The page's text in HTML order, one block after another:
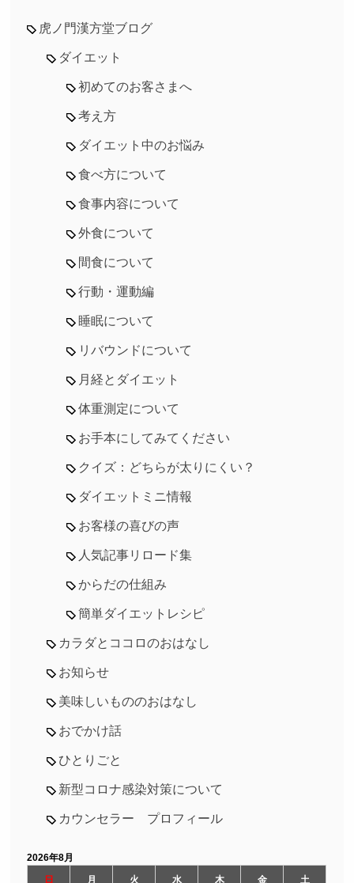
虎ノ門漢方堂ブログ
ダイエット
初めてのお客さまへ
考え方
ダイエット中のお悩み
食べ方について
食事内容について
外食について
間食について
行動・運動編
睡眠について
リバウンドについて
月経とダイエット
体重測定について
お手本にしてみてください
クイズ：どちらが太りにくい？
ダイエットミニ情報
お客様の喜びの声
人気記事リロード集
からだの仕組み
簡単ダイエットレシピ
カラダとココロのおはなし
お知らせ
美味しいもののおはなし
おでかけ話
ひとりごと
新型コロナ感染対策について
カウンセラー プロフィール
2026年8月
日
月 火 水 木 金 土